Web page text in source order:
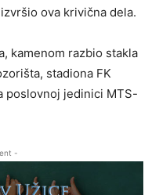
ova krivična dela.
kamenom razbio stakla
stadiona FK
poslovnoj jedinici MTS-
-